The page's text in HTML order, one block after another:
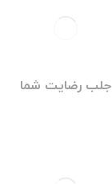
جلب رضایت شما